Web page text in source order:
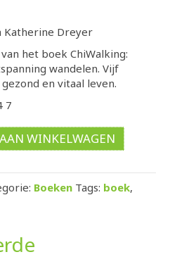
Katherine Dreyer
het boek ChiWalking:
wandelen. Vijf
en vitaal leven.
7
WINKELWAGEN
Boeken Tags: boek,